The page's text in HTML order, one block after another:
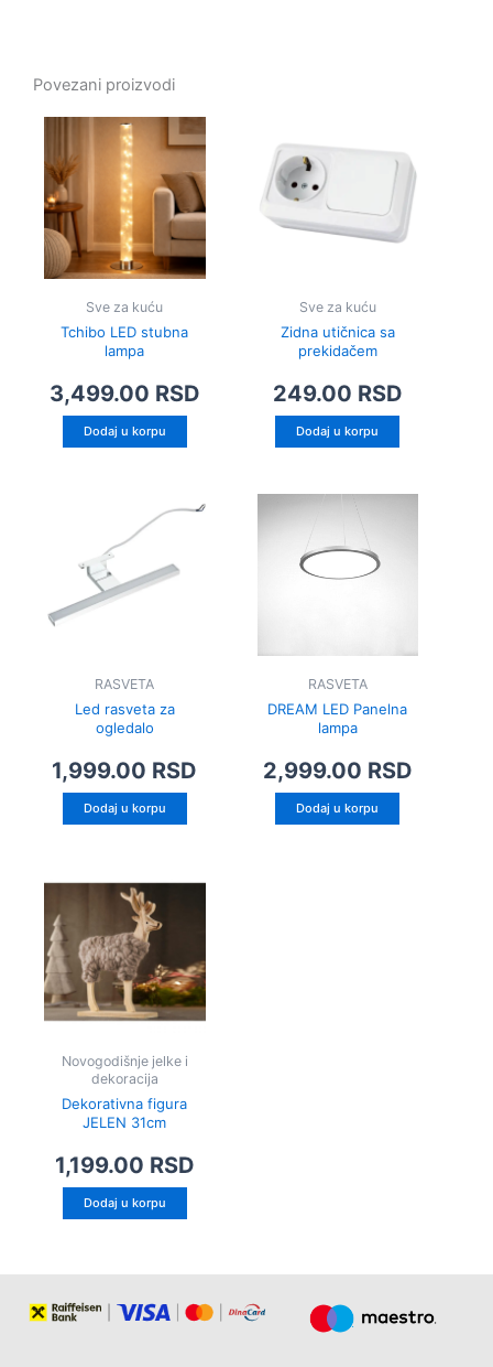
Povezani proizvodi
Sve za kuću
Tchibo LED stubna
lampa
3,499.00 RSD
Dodaj u korpu
Sve za kuću
Zidna utičnica sa
prekidačem
249.00 RSD
Dodaj u korpu
RASVETA
Led rasveta za
ogledalo
1,999.00 RSD
Dodaj u korpu
RASVETA
DREAM LED Panelna
lampa
2,999.00 RSD
Dodaj u korpu
Novogodišnje jelke i
dekoracija
Dekorativna figura
JELEN 31cm
1,199.00 RSD
Dodaj u korpu